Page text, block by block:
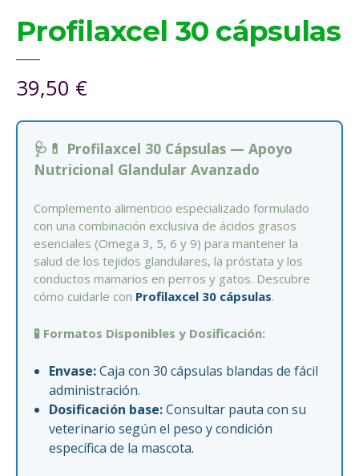
Profilaxcel 30 cápsulas
39,50 €
🩺💊 Profilaxcel 30 Cápsulas — Apoyo
Nutricional Glandular Avanzado
Complemento alimenticio especializado formulado
con una combinación exclusiva de ácidos grasos
esenciales (Omega 3, 5, 6 y 9) para mantener la
salud de los tejidos glandulares, la próstata y los
conductos mamarios en perros y gatos. Descubre
cómo cuidarle con Profilaxcel 30 cápsulas.
🧪 Formatos Disponibles y Dosificación:
Envase:Caja con 30 cápsulas blandas de fácil
administración.
Dosificación base:Consultar pauta con su
veterinario según el peso y condición
específica de la mascota.